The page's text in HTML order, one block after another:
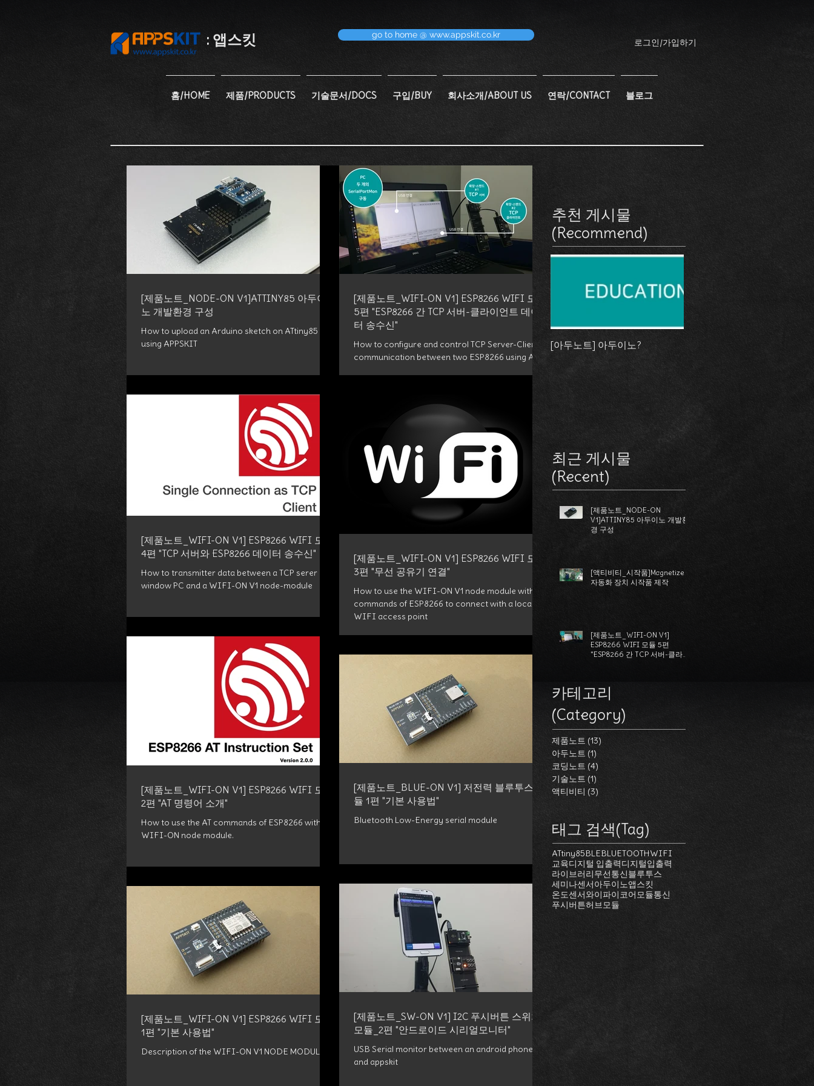
: 앱스킷 go to home @ www.appskit.co.kr
로그인/가입하기
홈/HOME 제품/PRODUCTS 기술문서/DOCS 구입/BUY 회사소개/ABOUT US 연락/CONTACT 블로그
[제품노트_NODE-ON V1]ATTINY85 아두이
노 개발환경 구성
How to upload an Arduino sketch on ATtiny85
using APPSKIT
[제품노트_WIFI-ON V1] ESP8266 WIFI 모듈
5편 "ESP8266 간 TCP 서버-클라이언트 데이
터 송수신"
How to configure and control TCP Server-Client
communication between two ESP8266 using AT
[제품노트_WIFI-ON V1] ESP8266 WIFI 모듈
4편 "TCP 서버와 ESP8266 데이터 송수신"
How to transmitter data between a TCP serer in a
window PC and a WIFI-ON V1 node-module
[제품노트_WIFI-ON V1] ESP8266 WIFI 모듈
3편 "무선 공유기 연결"
How to use the WIFI-ON V1 node module with AT
commands of ESP8266 to connect with a local
WIFI access point
[제품노트_WIFI-ON V1] ESP8266 WIFI 모듈
2편 "AT 명령어 소개"
How to use the AT commands of ESP8266 with a
WIFI-ON node module.
[제품노트_BLUE-ON V1] 저전력 블루투스 모
듈 1편 "기본 사용법"
Bluetooth Low-Energy serial module
[제품노트_WIFI-ON V1] ESP8266 WIFI 모듈
1편 "기본 사용법"
Description of the WIFI-ON V1 NODE MODULE
[제품노트_SW-ON V1] I2C 푸시버튼 스위치
모듈_2편 "안드로이드 시리얼모니터"
USB Serial monitor between an android phone
and appskit
추천 게시물
(Recommend)
[아두노트] 아두이노?
최근 게시물
(Recent)
[제품노트_NODE-ON
V1]ATTINY85 아두이노 개발환
경 구성
[액티비티_시작품]Magnetizer
자동화 장치 시작품 제작
[제품노트_WIFI-ON V1]
ESP8266 WIFI 모듈 5편
"ESP8266 간 TCP 서버-클라이
카테고리
(Category)
제품노트 (13)
아두노트 (1)
코딩노트 (4)
기술노트 (1)
액티비티 (3)
태그 검색(Tag)
ATtiny85BLEBLUETOOTHWIFI
교육디지털 입출력디지털입출력
라이브러리무선통신블루투스
세미나센서아두이노앱스킷
온도센서와이파이코어모듈통신
푸시버튼허브모듈